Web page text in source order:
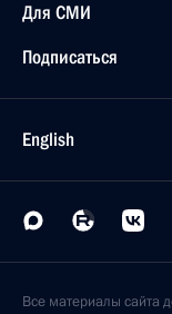
Для СМИ
Подписаться
English
Все материалы сайта